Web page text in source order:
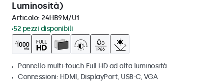
Luminosità)
Articolo: 24HB9M/U1
52 pezzi disponibili
Pannello multi-touch Full HD ad alta luminosità
Connessioni: HDMI, DisplayPort, USB-C, VGA